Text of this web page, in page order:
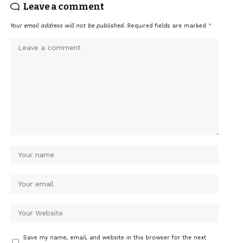
Leave a comment
Your email address will not be published. Required fields are marked *
Save my name, email, and website in this browser for the next